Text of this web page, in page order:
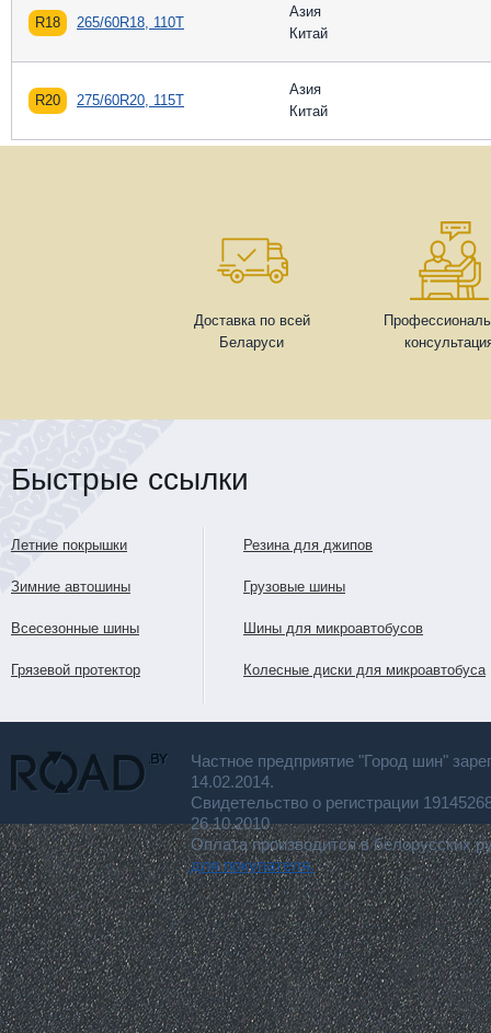
R18 265/60R18, 110T
Азия
Китай
R20 275/60R20, 115T
Азия
Китай
Доставка по всей
Беларуси
Быстрые ссылки
Летние покрышки
Зимние автошины
Всесезонные шины
Грязевой протектор
Резина для джипов
Грузовые шины
Шины для микроавтобусов
Колесные диски для микроавтобуса
Частное предприятие "Город шин"
14.02.2014.
Свидетельство о регистрации
26.10.2010.
Оплата производится в белорусских
для покупателя.